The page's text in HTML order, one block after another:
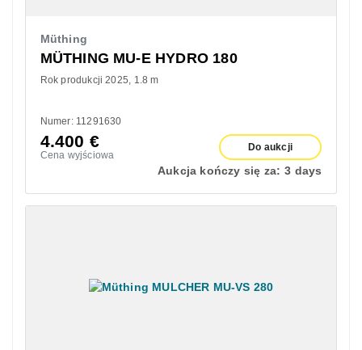
Müthing
MÜTHING MU-E HYDRO 180
Rok produkcji 2025 1.8 m
Numer: 11291630
4.400 €
Cena wyjściowa
Do aukcji
Aukcja kończy się za: 3 days